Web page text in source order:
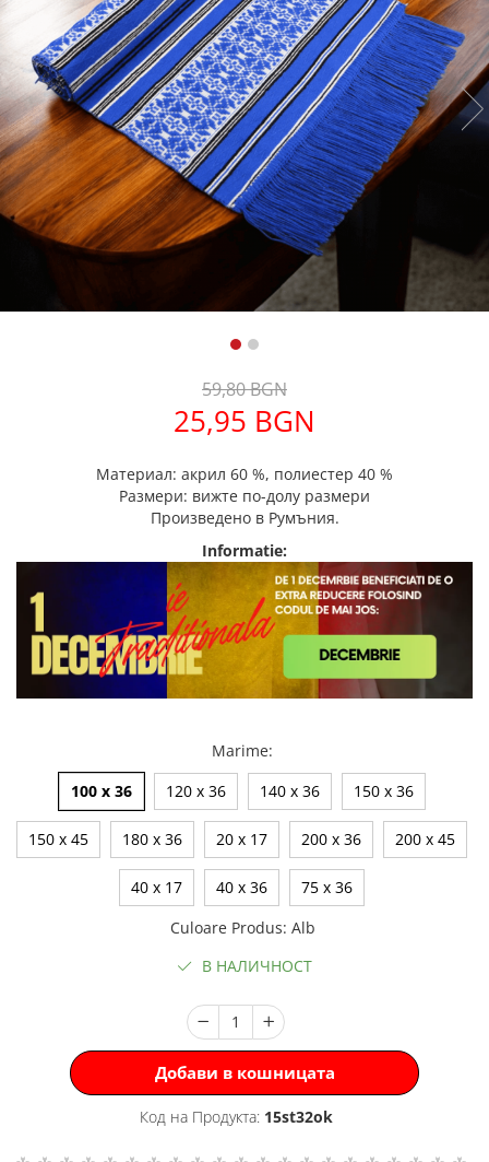
Дамски панталони
Дамски пуловери
Дамски сака
Дамски спортни комплекти
Дамски тениски
Дамски якета
Жилетка
59,80 BGN
25,95 BGN
Материал: акрил 60 %, полиестер 40 %
Размери: вижте по-долу размери
Произведено в Румъния.
Informatie:
Marime:
100 x 36
120 x 36 140 x 36 150 x 36
150 x 45 180 x 36 20 x 17 200 x 36 200 x 45
40 x 17 40 x 36
75 x 36
Culoare Produs: Alb
В НАЛИЧНОСТ
Добави в кошницата
Код на Продукта: 15st32ok